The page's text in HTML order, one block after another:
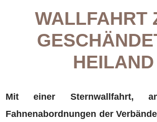
WALLFAHRT
HEILAND
Mit einer Sternwallfahrt,
Fahnenabordnungen der